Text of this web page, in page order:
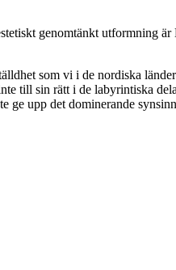
genomtänkt utformning
som vi i de nordiska
till sin rätt i de labyrintiska
upp det dominerande